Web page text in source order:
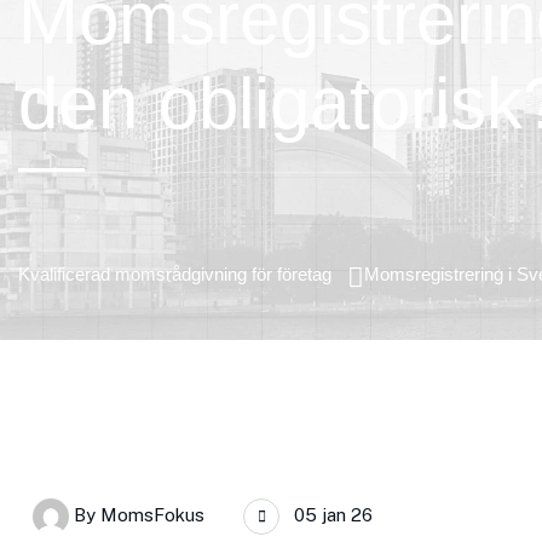
den
Kvalificerad momsrådgivning för företag Momsregistrering i
By MomsFokus 05 jan 26